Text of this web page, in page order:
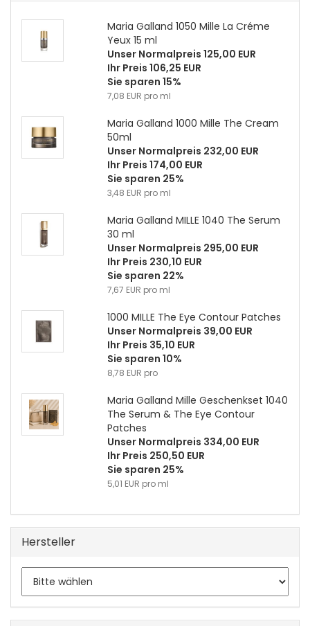
Maria Galland 1050 Mille La Créme
Yeux 15 ml
Unser Normalpreis 125,00 EUR
Ihr Preis 106,25 EUR
Sie sparen 15%
7,08 EUR pro ml
Maria Galland 1000 Mille The Cream
50ml
Unser Normalpreis 232,00 EUR
Ihr Preis 174,00 EUR
Sie sparen 25%
3,48 EUR pro ml
Maria Galland MILLE 1040 The Serum
30 ml
Unser Normalpreis 295,00 EUR
Ihr Preis 230,10 EUR
Sie sparen 22%
7,67 EUR pro ml
1000 MILLE The Eye Contour Patches
Unser Normalpreis 39,00 EUR
Ihr Preis 35,10 EUR
Sie sparen 10%
8,78 EUR pro
Maria Galland Mille Geschenkset 1040
The Serum & The Eye Contour
Patches
Unser Normalpreis 334,00 EUR
Ihr Preis 250,50 EUR
Sie sparen 25%
5,01 EUR pro ml
Hersteller